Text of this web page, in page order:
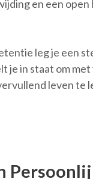
en een open
leg je een
je in staat om
leven te